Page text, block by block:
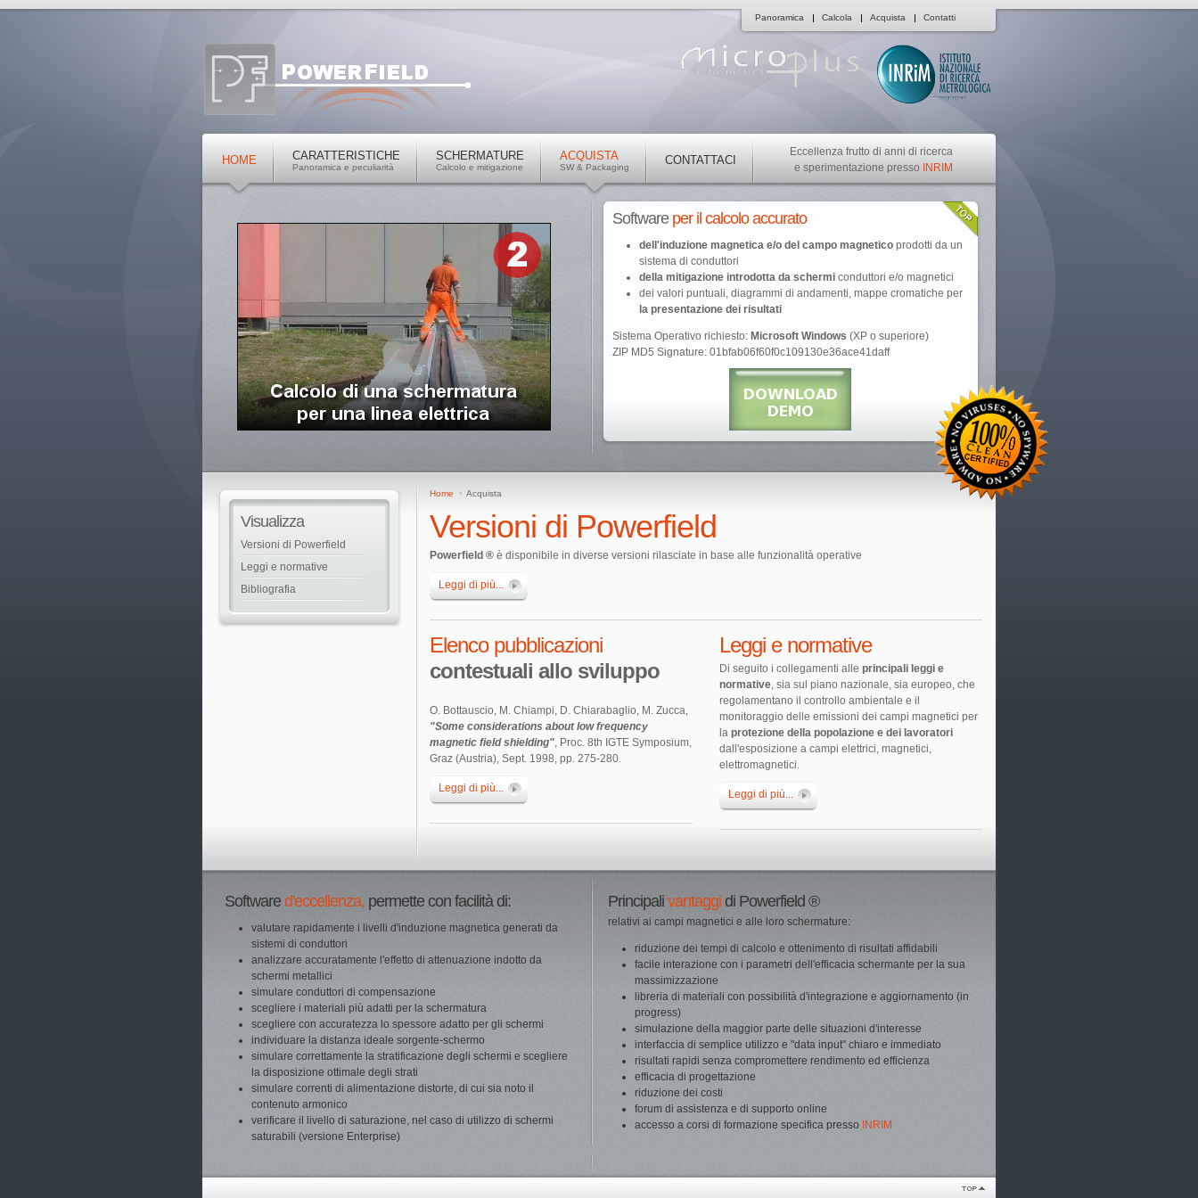
Panoramica Calcola Acquista Contatti
HOME CARATTERISTICHE
Panoramica e peculiarità
SCHERMATURE
Calcolo e mitigazione
ACQUISTA
SW & Packaging
CONTATTACI
Eccellenza frutto di anni di ricerca
e sperimentazione presso
INRIM
Softwareper il calcolo accurato
dell'induzione magnetica e/o del campo magneticoprodotti da un
sistema di conduttori
della mitigazione introdotta da schermiconduttori e/o magnetici
dei valori puntuali, diagrammi di andamenti, mappe cromatiche per
la presentazione dei risultati
Sistema Operativo richiesto: Microsoft Windows (XP o superiore)
ZIP MD5 Signature: 01bfab06f60f0c109130e36ace41daff
Visualizza
Versioni di Powerfield
Leggi e normative
Bibliografia
Home Acquista
Versioni di Powerfield
Powerfield ® è disponibile in diverse versioni rilasciate in base alle funzionalità operative
Leggi di più...
Elenco pubblicazioni
contestuali allo sviluppo
O. Bottauscio, M. Chiampi, D. Chiarabaglio, M. Zucca,
"Some considerations about low frequency
magnetic field shielding", Proc. 8th IGTE Symposium,
Graz (Austria), Sept. 1998, pp. 275-280.
Leggi di più...
Leggi e normative
Di seguito i collegamenti alle principali leggi e
normative, sia sul piano nazionale, sia europeo, che
regolamentano il controllo ambientale e il
monitoraggio delle emissioni dei campi magnetici per
la protezione della popolazione e dei lavoratori
dall'esposizione a campi elettrici, magnetici,
elettromagnetici.
Leggi di più...
Software d'eccellenza, permette con facilità di:
valutare rapidamente i livelli d'induzione magnetica generati da
sistemi di conduttori
analizzare accuratamente l'effetto di attenuazione indotto da
schermi metallici
simulare conduttori di compensazione
scegliere i materiali più adatti per la schermatura
scegliere con accuratezza lo spessore adatto per gli schermi
individuare la distanza ideale sorgente-schermo
simulare correttamente la stratificazione degli schermi e scegliere
la disposizione ottimale degli strati
simulare correnti di alimentazione distorte, di cui sia noto il
contenuto armonico
verificare il livello di saturazione, nel caso di utilizzo di schermi
saturabili (versione Enterprise)
Principalivantaggi di Powerfield ®
relativi ai campi magnetici e alle loro schermature:
riduzione dei tempi di calcolo e ottenimento di risultati affidabili
facile interazione con i parametri dell'efficacia schermante per la sua
massimizzazione
libreria di materiali con possibilità d'integrazione e aggiornamento (in
progress)
simulazione della maggior parte delle situazioni d'interesse
interfaccia di semplice utilizzo e "data input" chiaro e immediato
risultati rapidi senza compromettere rendimento ed efficienza
efficacia di progettazione
riduzione dei costi
forum di assistenza e di supporto online
accesso a corsi di formazione specifica presso
INRIM